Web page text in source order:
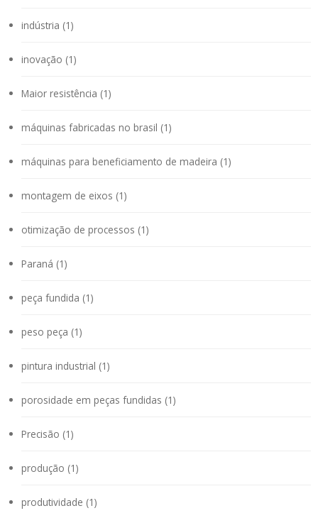
indústria (1)
inovação (1)
Maior resistência (1)
máquinas fabricadas no brasil (1)
máquinas para beneficiamento de madeira (1)
montagem de eixos (1)
otimização de processos (1)
Paraná (1)
peça fundida (1)
peso peça (1)
pintura industrial (1)
porosidade em peças fundidas (1)
Precisão (1)
produção (1)
produtividade (1)